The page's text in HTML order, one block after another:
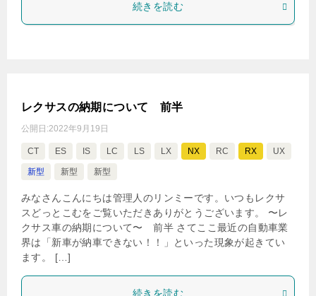
続きを読む
レクサスの納期について 前半
公開日:2022年9月19日
CT ES IS LC LS LX NX RC RX UX
新型 新型 新型
みなさんこんにちは管理人のリンミーです。いつもレクサ
スどっとこむをご覧いただきありがとうございます。 〜レ
クサス車の納期について〜 前半 さてここ最近の自動車業
界は「新車が納車できない！！」といった現象が起きてい
ます。 […]
続きを読む